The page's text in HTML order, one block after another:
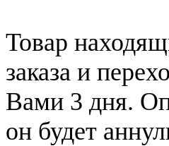
Товар
заказа и
Вами 3 дня.
он будет